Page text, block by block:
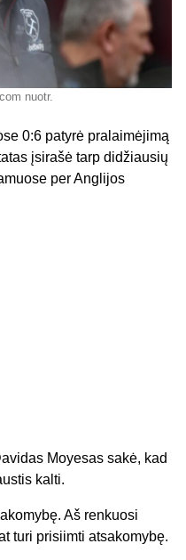
nuotr.
0:6 patyrė pralaimėjimą
įsirašė tarp didžiausių
per Anglijos
Moyesas sakė, kad
kalti.
Aš renkuosi
turi prisiimti atsakomybę.